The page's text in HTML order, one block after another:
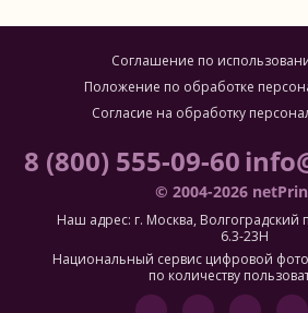
Соглашение по
Положение по обработке
Согласие на обработку
8 (800) 555-09-60
© 2004-2026
Наш адрес: г. Москва, Волгоградский
6.3-23H
Национальный сервис цифровой
по количеству